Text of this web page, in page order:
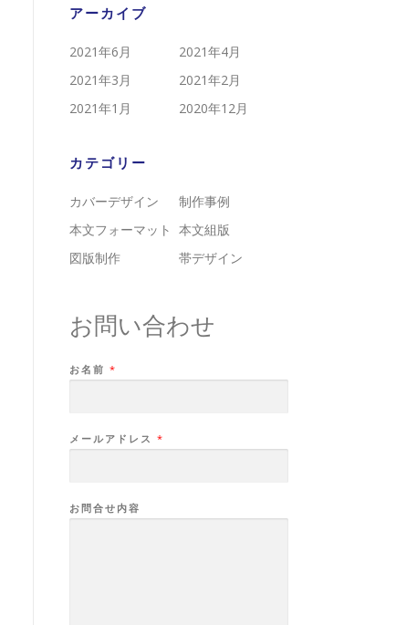
アーカイブ
2021年6月
2021年4月
2021年3月
2021年2月
2021年1月
2020年12月
カテゴリー
カバーデザイン
制作事例
本文フォーマット 本文組版
図版制作
帯デザイン
お問い合わせ
お名前 *
メールアドレス *
お問合せ内容